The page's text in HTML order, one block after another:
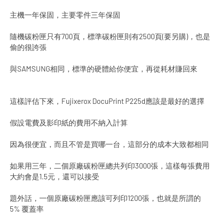
主機一年保固，主要零件三年保固
隨機碳粉匣只有700頁，標準碳粉匣則有2500頁(要另購)，也是
偷的很誇張
與SAMSUNG相同，標準的硬體給你便宜，再從耗材賺回來
這樣評估下來，Fujixerox DocuPrint P225d應該是最好的選擇
假設電費及影印紙的費用不納入計算
因為很便宜，而且不管是買哪一台，這部分的成本大致都相同
如果用三年，二個原廠碳粉匣總共列印3000張，這樣每張費用
大約會是1.5元，還可以接受
題外話，一個原廠碳粉匣應該可列印1200張，也就是所謂的
5% 覆蓋率